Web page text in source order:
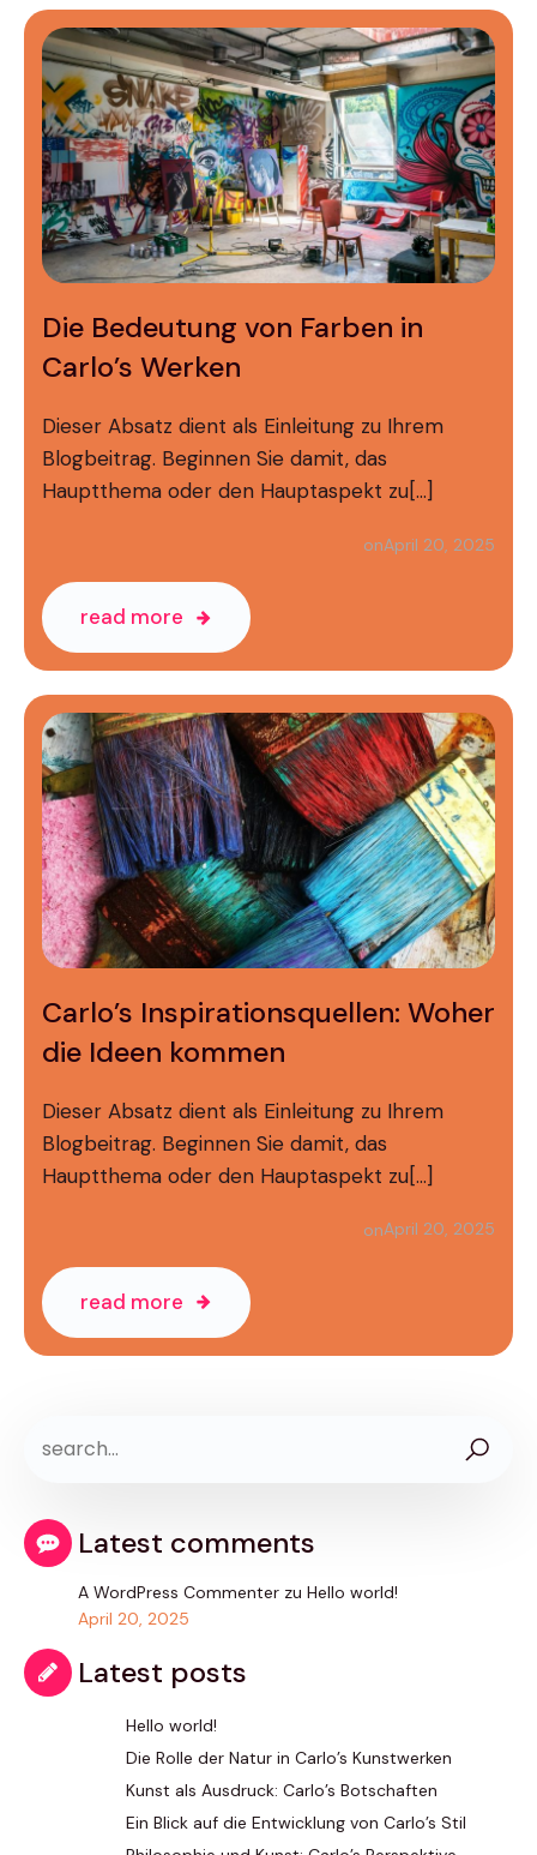
Die Bedeutung von Farben in
Carlo’s Werken
Dieser Absatz dient als Einleitung zu Ihrem
Blogbeitrag. Beginnen Sie damit, das
Hauptthema oder den Hauptaspekt zu[…]
onApril 20, 2025
read more
Carlo’s Inspirationsquellen: Woher
die Ideen kommen
Dieser Absatz dient als Einleitung zu Ihrem
Blogbeitrag. Beginnen Sie damit, das
Hauptthema oder den Hauptaspekt zu[…]
onApril 20, 2025
read more
Latest comments
A WordPress Commenter zu Hello world!
April 20, 2025
Latest posts
Hello world!
Die Rolle der Natur in Carlo’s Kunstwerken
Kunst als Ausdruck: Carlo’s Botschaften
Ein Blick auf die Entwicklung von Carlo’s Stil